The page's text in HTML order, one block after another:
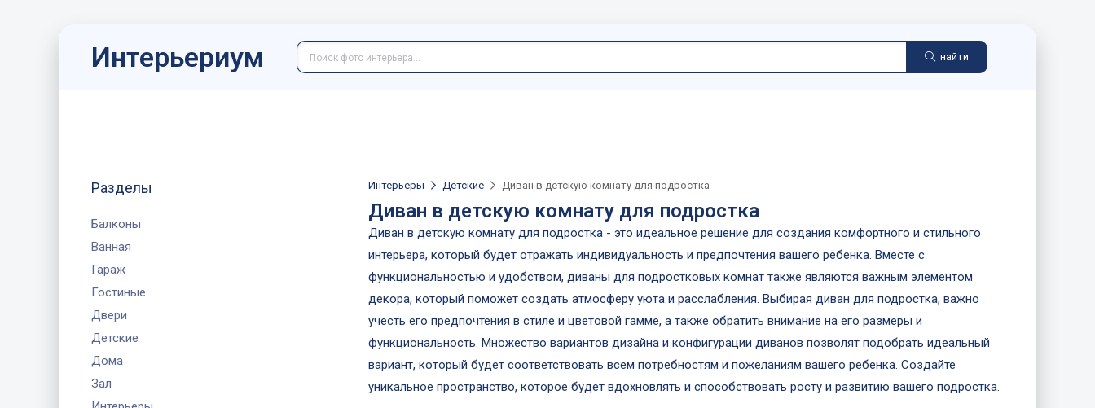
Интерьериум найти
Разделы
Балконы
Ванная
Гараж
Гостиные
Двери
Детские
Дома
Зал
Интерьеры Детские Диван в детскую комнату для подростка
Диван в детскую комнату для подростка
Диван в детскую комнату для подростка - это идеальное решение для создания комфортного и стильного
интерьера, который будет отражать индивидуальность и предпочтения вашего ребенка. Вместе с
функциональностью и удобством, диваны для подростковых комнат также являются важным элементом
декора, который поможет создать атмосферу уюта и расслабления. Выбирая диван для подростка, важно
учесть его предпочтения в стиле и цветовой гамме, а также обратить внимание на его размеры и
функциональность. Множество вариантов дизайна и конфигурации диванов позволят подобрать идеальный
вариант, который будет соответствовать всем потребностям и пожеланиям вашего ребенка. Создайте
уникальное пространство, которое будет вдохновлять и способствовать росту и развитию вашего подростка.